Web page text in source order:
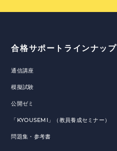
合格サポートラインナップ
通信講座
模擬試験
公開ゼミ
「KYOUSEMI」（教員養成セミナー）
問題集・参考書